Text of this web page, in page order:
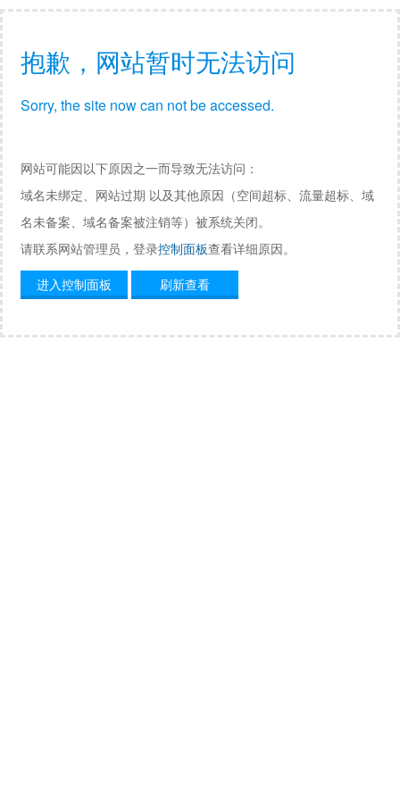
抱歉，网站暂时无法访问
Sorry, the site now can not be accessed.
网站可能因以下原因之一而导致无法访问：
域名未绑定、网站过期 以及其他原因（空间超标、流量超标、域
名未备案、域名备案被注销等）被系统关闭。
请联系网站管理员，登录控制面板查看详细原因。
进入控制面板
刷新查看